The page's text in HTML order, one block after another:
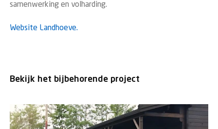
samenwerking en volharding.
Website Landhoeve.
Bekijk het bijbehorende project